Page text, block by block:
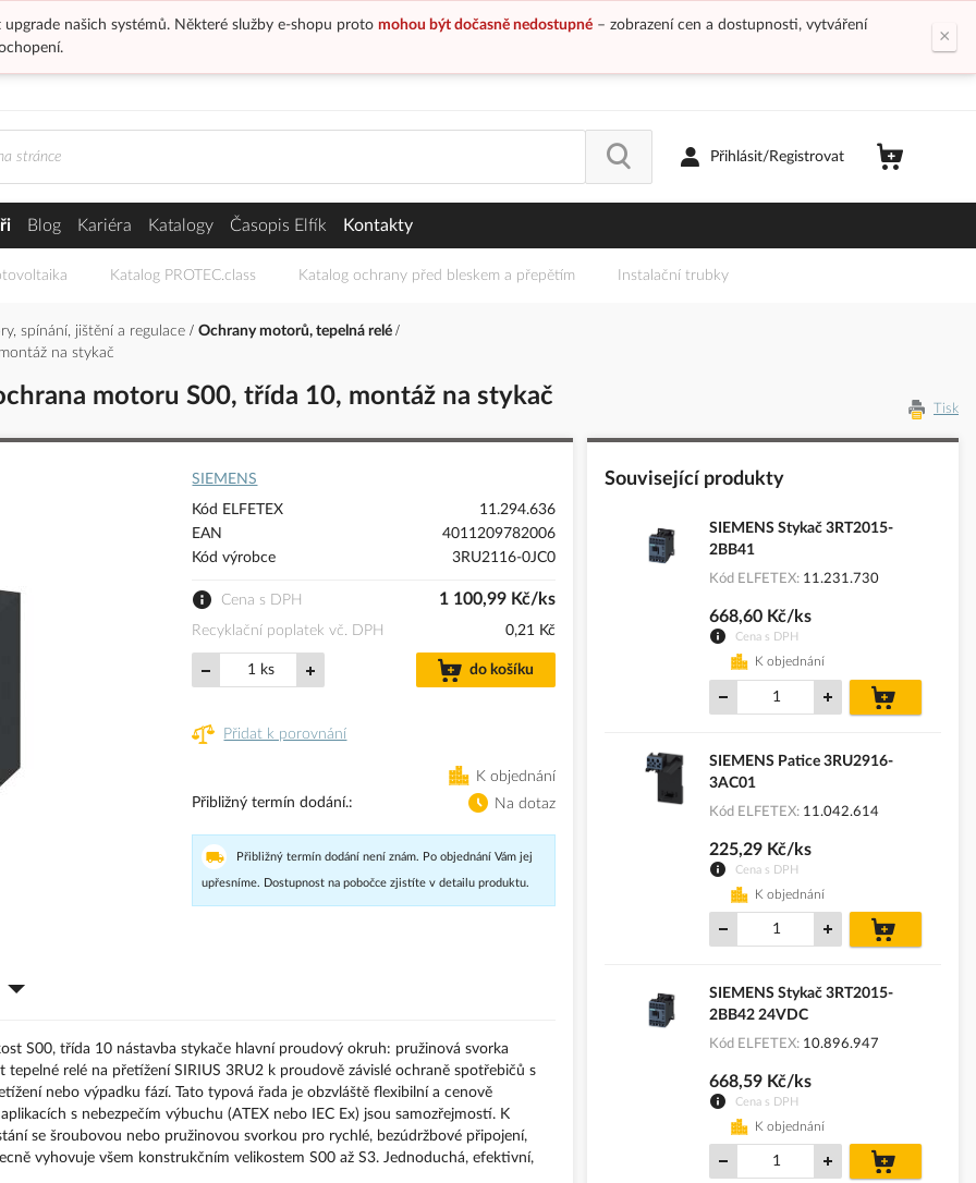
našich systémů. Některé služby e-shopu proto mohou být dočasně nedostupné– zobrazení cen a dostupnosti, vytváření
×
Přihlásit/Registrovat
Blog Kariéra Katalogy Časopis Elfík Kontakty
Katalog PROTEC.class Katalog ochrany před bleskem a přepětím Instalační trubky
spínání, jištění a regulace
Ochrany motorů, tepelná relé
na stykač
motoru S00, třída 10, montáž na stykač Tisk
SIEMENS
Kód ELFETEX
11.294.636
EAN
4011209782006
Kód výrobce
3RU2116-0JC0
Cena s DPH 1 100,99 Kč/ks
Recyklační poplatek vč. DPH 0,21 Kč
ks do košíku
Přidat k porovnání
K objednání
Přibližný termín dodání.
Na dotaz
Přibližný termín dodání není znám. Po objednání Vám jej
upřesníme. Dostupnost na pobočce zjistíte v detailu produktu.
S00, třída 10 nástavba stykače hlavní proudový okruh: pružinová svorka
relé na přetížení SIRIUS 3RU2 k proudově závislé ochraně spotřebičů s
nebo výpadku fází. Tato typová řada je obzvláště flexibilní a cenově
s nebezpečím výbuchu (ATEX nebo IEC Ex) jsou samozřejmostí. K
se šroubovou nebo pružinovou svorkou pro rychlé, bezúdržbové připojení,
vyhovuje všem konstrukčním velikostem S00 až S3. Jednoduchá, efektivní,
Související produkty
SIEMENS Stykač 3RT2015-
2BB41
Kód ELFETEX 11.231.730
Cena s DPH
668,60 Kč/ks
K objednání
košíku
SIEMENS Patice 3RU2916-
3AC01
Kód ELFETEX 11.042.614
Cena s DPH
225,29 Kč/ks
K objednání
košíku
SIEMENS Stykač 3RT2015-
2BB42 24VDC
Kód ELFETEX 10.896.947
Cena s DPH
668,59 Kč/ks
K objednání
košíku